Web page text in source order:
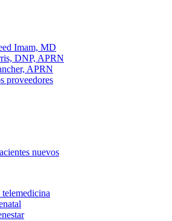
Imam, MD
DNP, APRN
APRN
proveedores
nuevos